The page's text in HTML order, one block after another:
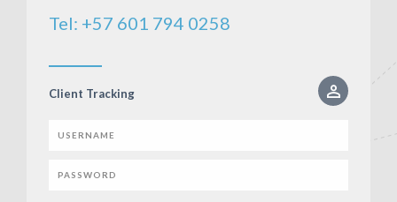
Tel: +57 601 794 0258
Client Tracking